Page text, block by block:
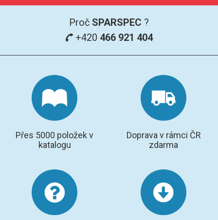
SUBSTRÁTY
TERS
RAMAN
Proč SPARSPEC ?
+420 466 921 404
Přes 5000 položek v
katalogu
Doprava v rámci ČR
zdarma